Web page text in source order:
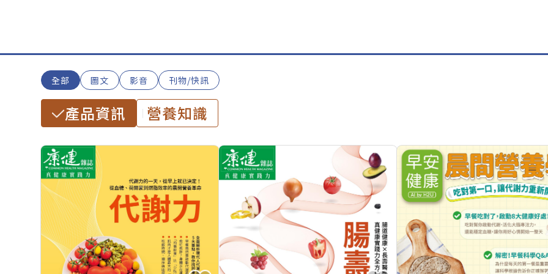
全部 圖文 影音 刊物/快訊
產品資訊 營養知識